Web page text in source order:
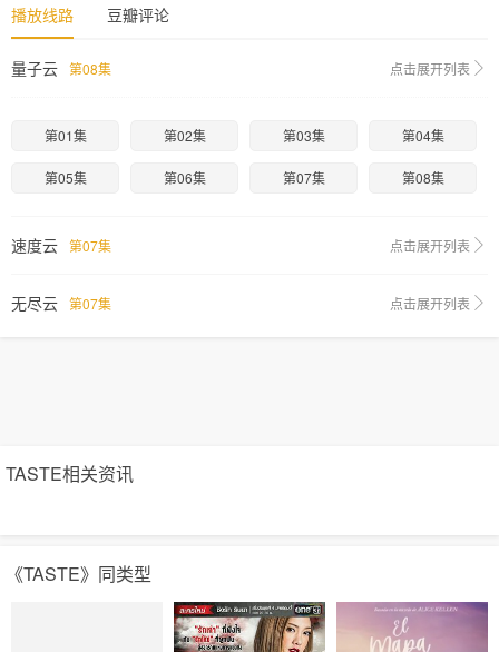
播放线路 豆瓣评论
量子云 第08集 点击展开列表
第01集 第02集 第03集 第04集
第05集 第06集 第07集 第08集
速度云 第07集 点击展开列表
无尽云 第07集 点击展开列表
TASTE相关资讯
《TASTE》同类型